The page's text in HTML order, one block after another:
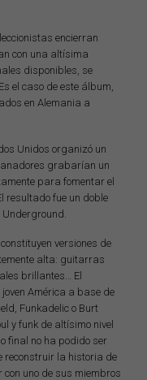
encierran
con una altísima
disponibles, se
el caso de este álbum,
en Alemania a
Unidos organizó un
grabarían un
para fomentar el
resultado fue un doble
versiones de
alta: guitarras
brillantes… El
América a base de
Funkadelic o Burt
y funk de altísimo nivel
final no ha podido ser
reconstruir la historia de
uno de sus miembros